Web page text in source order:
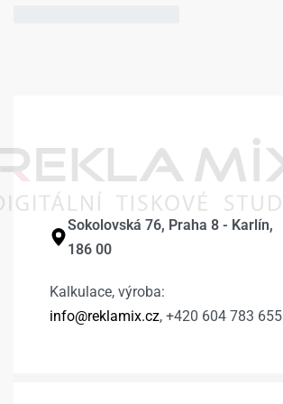
Sokolovská 76, Praha 8 - Karlín,
186 00
Kalkulace, výroba:
info@reklamix.cz, +420 604 783 655